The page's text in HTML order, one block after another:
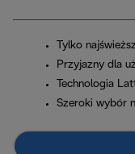
Tylko
Przyjazny dla
Technologia
Szeroki wybór